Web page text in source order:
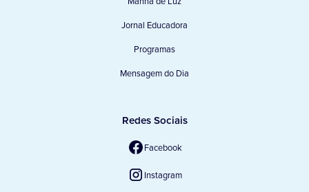
Jornal Educadora
Programas
Mensagem do Dia
Redes Sociais
Facebook
Instagram